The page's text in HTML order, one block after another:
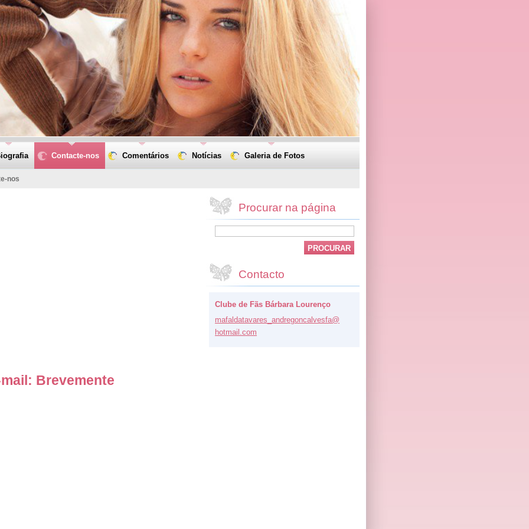
nos
Brevemente
Procurar na página
Contacto
Clube de Fãs Bárbara Lourenço
mafaldatavares_andregoncalvesfa@
hotmail.com
Contacte-nos Comentários Notícias Galeria de Fotos